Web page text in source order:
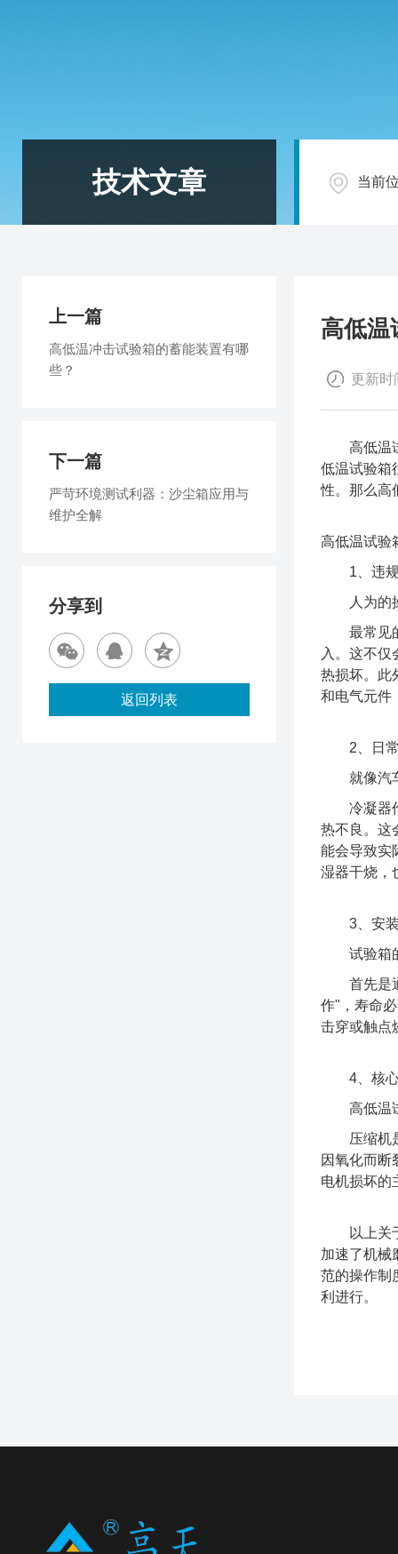
技术文章 当前
高低温
更新时
高低温试
低温试验箱
性。那么高
高低温试验
1、违规
人为的操
最常见的
入。这不
热损坏。此
和电气元件
2、日常
就像汽车
冷凝器作
热不良。这
能会导致实
湿器干烧，
3、安装
试验箱的
首先是通
作"，寿命
击穿或触点
4、核心
高低温试
压缩机是
因氧化而断
电机损坏的
以上关于
加速了机械
范的操作制
利进行。
上一篇
高低温冲击试验箱的蓄能装置有哪
些？
下一篇
严苛环境测试利器：沙尘箱应用与
维护全解
分享到
返回列表